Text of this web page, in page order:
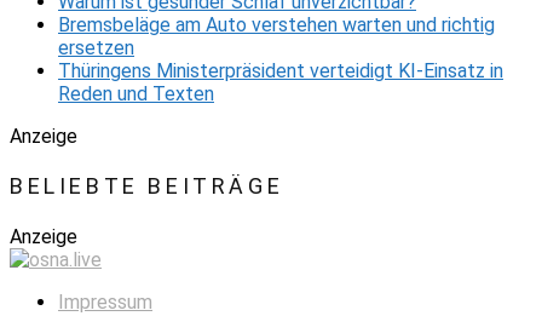
Bremsbeläge am Auto verstehen warten und richtig
ersetzen
Thüringens Ministerpräsident verteidigt KI-Einsatz in
Reden und Texten
Anzeige
BELIEBTE BEITRÄGE
Anzeige
Impressum